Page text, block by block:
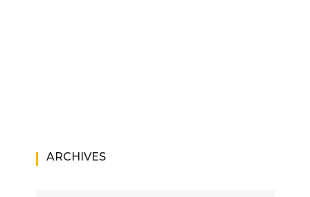
ARCHIVES